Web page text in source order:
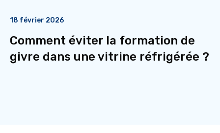
18 février 2026
Comment éviter la formation de
givre dans une vitrine réfrigérée ?